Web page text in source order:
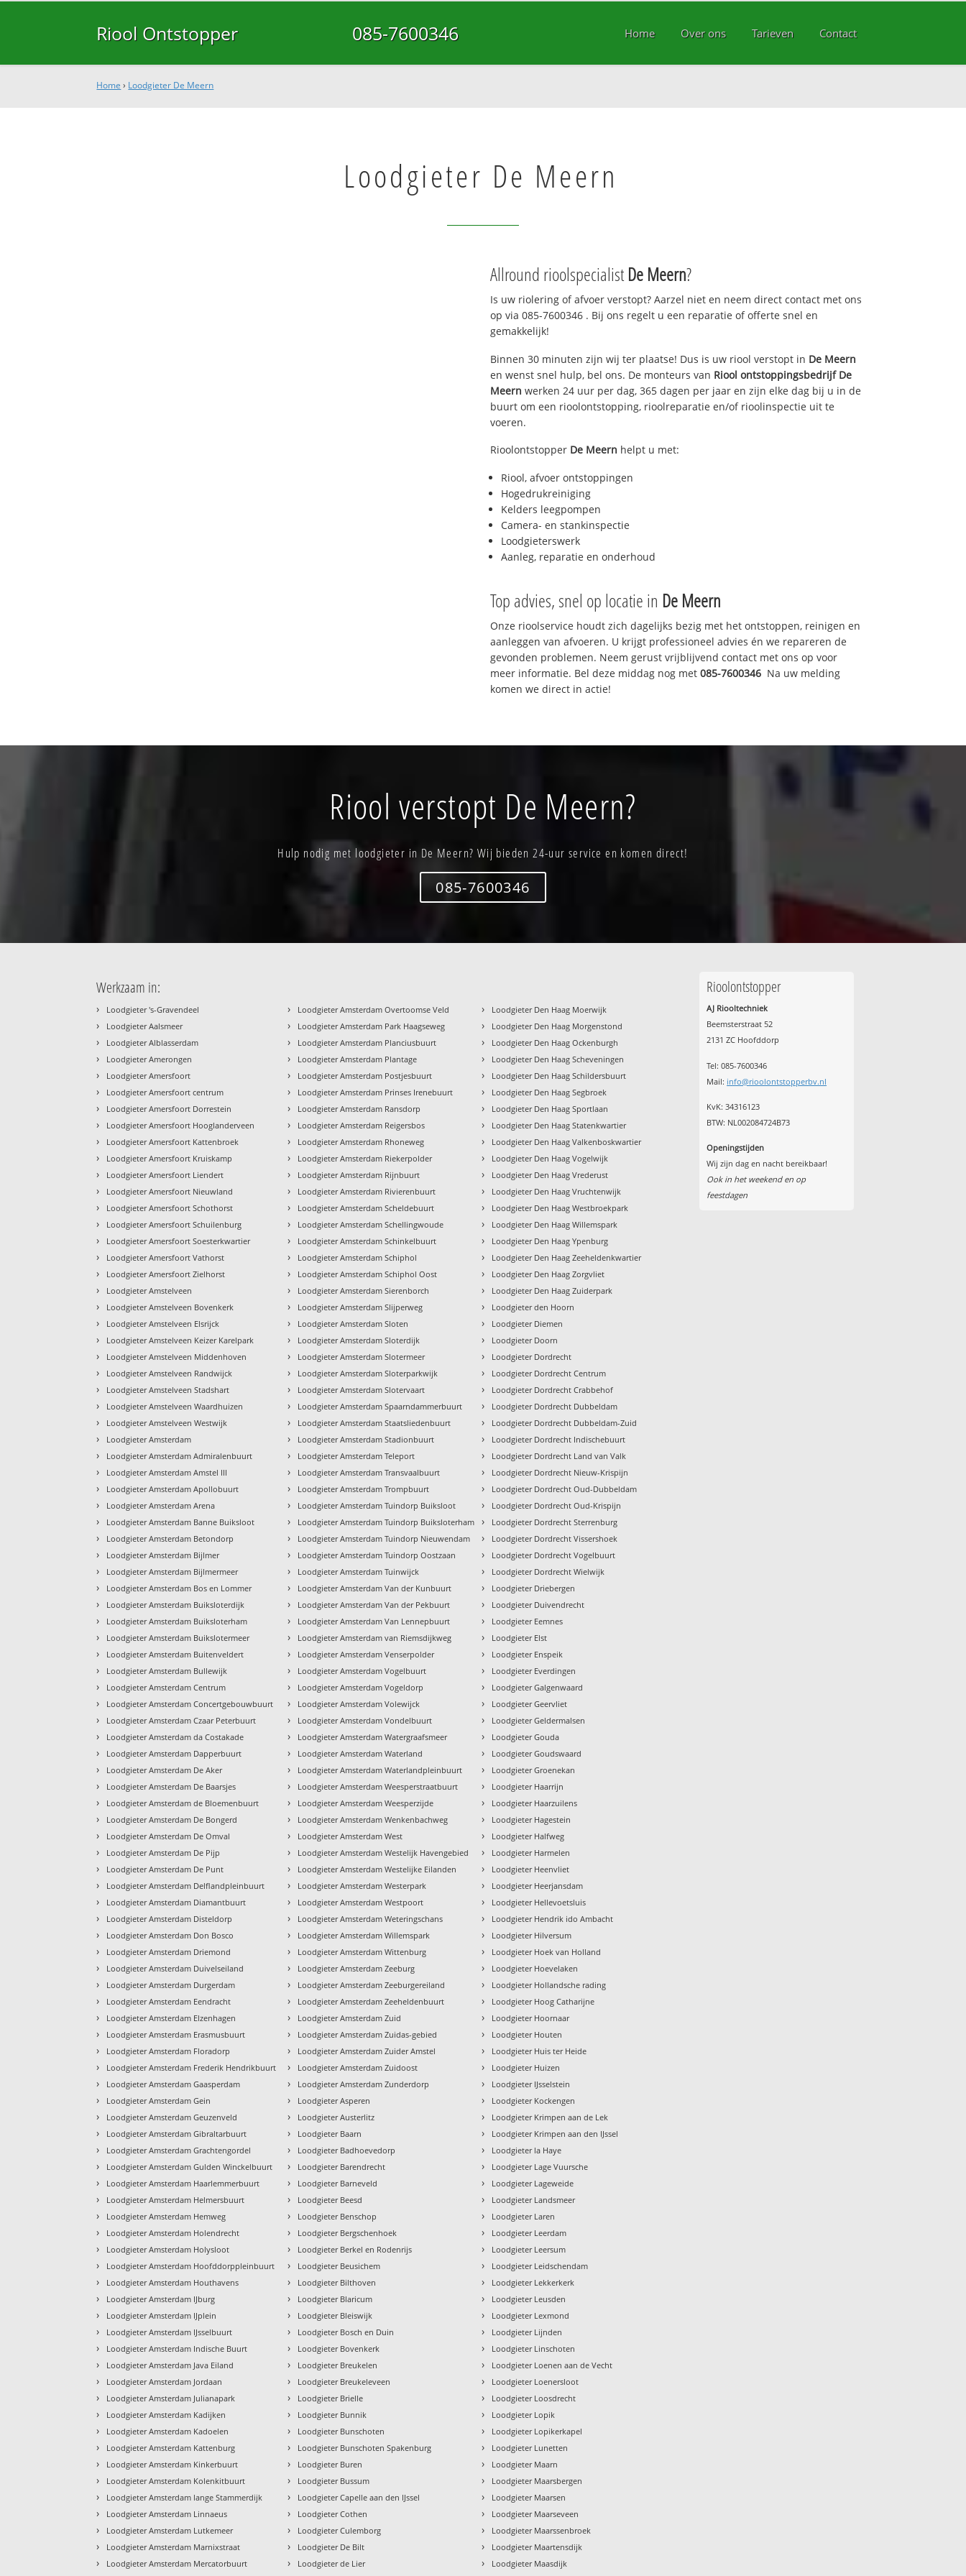
Riool Ontstopper 085-7600346 Home Over ons Tarieven Contact
Home › Loodgieter De Meern
Loodgieter De Meern
Allround rioolspecialist De Meern?
Is uw riolering of afvoer verstopt? Aarzel niet en neem direct contact met ons
op via 085-7600346 . Bij ons regelt u een reparatie of offerte snel en
gemakkelijk!
Binnen 30 minuten zijn wij ter plaatse! Dus is uw riool verstopt in De Meern
en wenst snel hulp, bel ons. De monteurs van Riool ontstoppingsbedrijf De
Meern werken 24 uur per dag, 365 dagen per jaar en zijn elke dag bij u in de
buurt om een rioolontstopping, rioolreparatie en/of rioolinspectie uit te
voeren.
Rioolontstopper De Meern helpt u met:
Riool, afvoer ontstoppingen
Hogedrukreiniging
Kelders leegpompen
Camera- en stankinspectie
Loodgieterswerk
Aanleg, reparatie en onderhoud
Top advies, snel op locatie in De Meern
Onze rioolservice houdt zich dagelijks bezig met het ontstoppen, reinigen en
aanleggen van afvoeren. U krijgt professioneel advies én we repareren de
gevonden problemen. Neem gerust vrijblijvend contact met ons op voor
meer informatie. Bel deze middag nog met 085-7600346 Na uw melding
komen we direct in actie!
Riool verstopt De Meern?
Hulp nodig met loodgieter in De Meern? Wij bieden 24-uur service en komen direct!
085-7600346
Werkzaam in:
› Loodgieter 's-Gravendeel
› Loodgieter Aalsmeer
› Loodgieter Alblasserdam
› Loodgieter Amerongen
› Loodgieter Amersfoort
› Loodgieter Amersfoort centrum
› Loodgieter Amersfoort Dorrestein
› Loodgieter Amersfoort Hooglanderveen
› Loodgieter Amersfoort Kattenbroek
› Loodgieter Amersfoort Kruiskamp
› Loodgieter Amersfoort Liendert
› Loodgieter Amersfoort Nieuwland
› Loodgieter Amersfoort Schothorst
› Loodgieter Amersfoort Schuilenburg
› Loodgieter Amersfoort Soesterkwartier
› Loodgieter Amersfoort Vathorst
› Loodgieter Amersfoort Zielhorst
› Loodgieter Amstelveen
› Loodgieter Amstelveen Bovenkerk
› Loodgieter Amstelveen Elsrijck
› Loodgieter Amstelveen Keizer Karelpark
› Loodgieter Amstelveen Middenhoven
› Loodgieter Amstelveen Randwijck
› Loodgieter Amstelveen Stadshart
› Loodgieter Amstelveen Waardhuizen
› Loodgieter Amstelveen Westwijk
› Loodgieter Amsterdam
› Loodgieter Amsterdam Admiralenbuurt
› Loodgieter Amsterdam Amstel III
› Loodgieter Amsterdam Apollobuurt
› Loodgieter Amsterdam Arena
› Loodgieter Amsterdam Banne Buiksloot
› Loodgieter Amsterdam Betondorp
› Loodgieter Amsterdam Bijlmer
› Loodgieter Amsterdam Bijlmermeer
› Loodgieter Amsterdam Bos en Lommer
› Loodgieter Amsterdam Buiksloterdijk
› Loodgieter Amsterdam Buiksloterham
› Loodgieter Amsterdam Buikslotermeer
› Loodgieter Amsterdam Buitenveldert
› Loodgieter Amsterdam Bullewijk
› Loodgieter Amsterdam Centrum
› Loodgieter Amsterdam Concertgebouwbuurt
› Loodgieter Amsterdam Czaar Peterbuurt
› Loodgieter Amsterdam da Costakade
› Loodgieter Amsterdam Dapperbuurt
› Loodgieter Amsterdam De Aker
› Loodgieter Amsterdam De Baarsjes
› Loodgieter Amsterdam de Bloemenbuurt
› Loodgieter Amsterdam De Bongerd
› Loodgieter Amsterdam De Omval
› Loodgieter Amsterdam De Pijp
› Loodgieter Amsterdam De Punt
› Loodgieter Amsterdam Delflandpleinbuurt
› Loodgieter Amsterdam Diamantbuurt
› Loodgieter Amsterdam Disteldorp
› Loodgieter Amsterdam Don Bosco
› Loodgieter Amsterdam Driemond
› Loodgieter Amsterdam Duivelseiland
› Loodgieter Amsterdam Durgerdam
› Loodgieter Amsterdam Eendracht
› Loodgieter Amsterdam Elzenhagen
› Loodgieter Amsterdam Erasmusbuurt
› Loodgieter Amsterdam Floradorp
› Loodgieter Amsterdam Frederik Hendrikbuurt
› Loodgieter Amsterdam Gaasperdam
› Loodgieter Amsterdam Gein
› Loodgieter Amsterdam Geuzenveld
› Loodgieter Amsterdam Gibraltarbuurt
› Loodgieter Amsterdam Grachtengordel
› Loodgieter Amsterdam Gulden Winckelbuurt
› Loodgieter Amsterdam Haarlemmerbuurt
› Loodgieter Amsterdam Helmersbuurt
› Loodgieter Amsterdam Hemweg
› Loodgieter Amsterdam Holendrecht
› Loodgieter Amsterdam Holysloot
› Loodgieter Amsterdam Hoofddorppleinbuurt
› Loodgieter Amsterdam Houthavens
› Loodgieter Amsterdam IJburg
› Loodgieter Amsterdam IJplein
› Loodgieter Amsterdam IJsselbuurt
› Loodgieter Amsterdam Indische Buurt
› Loodgieter Amsterdam Java Eiland
› Loodgieter Amsterdam Jordaan
› Loodgieter Amsterdam Julianapark
› Loodgieter Amsterdam Kadijken
› Loodgieter Amsterdam Kadoelen
› Loodgieter Amsterdam Kattenburg
› Loodgieter Amsterdam Kinkerbuurt
› Loodgieter Amsterdam Kolenkitbuurt
› Loodgieter Amsterdam lange Stammerdijk
› Loodgieter Amsterdam Linnaeus
› Loodgieter Amsterdam Lutkemeer
› Loodgieter Amsterdam Marnixstraat
› Loodgieter Amsterdam Mercatorbuurt
› Loodgieter Amsterdam Overtoomse Veld
› Loodgieter Amsterdam Park Haagseweg
› Loodgieter Amsterdam Planciusbuurt
› Loodgieter Amsterdam Plantage
› Loodgieter Amsterdam Postjesbuurt
› Loodgieter Amsterdam Prinses Irenebuurt
› Loodgieter Amsterdam Ransdorp
› Loodgieter Amsterdam Reigersbos
› Loodgieter Amsterdam Rhoneweg
› Loodgieter Amsterdam Riekerpolder
› Loodgieter Amsterdam Rijnbuurt
› Loodgieter Amsterdam Rivierenbuurt
› Loodgieter Amsterdam Scheldebuurt
› Loodgieter Amsterdam Schellingwoude
› Loodgieter Amsterdam Schinkelbuurt
› Loodgieter Amsterdam Schiphol
› Loodgieter Amsterdam Schiphol Oost
› Loodgieter Amsterdam Sierenborch
› Loodgieter Amsterdam Slijperweg
› Loodgieter Amsterdam Sloten
› Loodgieter Amsterdam Sloterdijk
› Loodgieter Amsterdam Slotermeer
› Loodgieter Amsterdam Sloterparkwijk
› Loodgieter Amsterdam Slotervaart
› Loodgieter Amsterdam Spaarndammerbuurt
› Loodgieter Amsterdam Staatsliedenbuurt
› Loodgieter Amsterdam Stadionbuurt
› Loodgieter Amsterdam Teleport
› Loodgieter Amsterdam Transvaalbuurt
› Loodgieter Amsterdam Trompbuurt
› Loodgieter Amsterdam Tuindorp Buiksloot
› Loodgieter Amsterdam Tuindorp Buiksloterham
› Loodgieter Amsterdam Tuindorp Nieuwendam
› Loodgieter Amsterdam Tuindorp Oostzaan
› Loodgieter Amsterdam Tuinwijck
› Loodgieter Amsterdam Van der Kunbuurt
› Loodgieter Amsterdam Van der Pekbuurt
› Loodgieter Amsterdam Van Lennepbuurt
› Loodgieter Amsterdam van Riemsdijkweg
› Loodgieter Amsterdam Venserpolder
› Loodgieter Amsterdam Vogelbuurt
› Loodgieter Amsterdam Vogeldorp
› Loodgieter Amsterdam Volewijck
› Loodgieter Amsterdam Vondelbuurt
› Loodgieter Amsterdam Watergraafsmeer
› Loodgieter Amsterdam Waterland
› Loodgieter Amsterdam Waterlandpleinbuurt
› Loodgieter Amsterdam Weesperstraatbuurt
› Loodgieter Amsterdam Weesperzijde
› Loodgieter Amsterdam Wenkenbachweg
› Loodgieter Amsterdam West
› Loodgieter Amsterdam Westelijk Havengebied
› Loodgieter Amsterdam Westelijke Eilanden
› Loodgieter Amsterdam Westerpark
› Loodgieter Amsterdam Westpoort
› Loodgieter Amsterdam Weteringschans
› Loodgieter Amsterdam Willemspark
› Loodgieter Amsterdam Wittenburg
› Loodgieter Amsterdam Zeeburg
› Loodgieter Amsterdam Zeeburgereiland
› Loodgieter Amsterdam Zeeheldenbuurt
› Loodgieter Amsterdam Zuid
› Loodgieter Amsterdam Zuidas-gebied
› Loodgieter Amsterdam Zuider Amstel
› Loodgieter Amsterdam Zuidoost
› Loodgieter Amsterdam Zunderdorp
› Loodgieter Asperen
› Loodgieter Austerlitz
› Loodgieter Baarn
› Loodgieter Badhoevedorp
› Loodgieter Barendrecht
› Loodgieter Barneveld
› Loodgieter Beesd
› Loodgieter Benschop
› Loodgieter Bergschenhoek
› Loodgieter Berkel en Rodenrijs
› Loodgieter Beusichem
› Loodgieter Bilthoven
› Loodgieter Blaricum
› Loodgieter Bleiswijk
› Loodgieter Bosch en Duin
› Loodgieter Bovenkerk
› Loodgieter Breukelen
› Loodgieter Breukeleveen
› Loodgieter Brielle
› Loodgieter Bunnik
› Loodgieter Bunschoten
› Loodgieter Bunschoten Spakenburg
› Loodgieter Buren
› Loodgieter Bussum
› Loodgieter Capelle aan den IJssel
› Loodgieter Cothen
› Loodgieter Culemborg
› Loodgieter De Bilt
› Loodgieter de Lier
› Loodgieter Den Haag Moerwijk
› Loodgieter Den Haag Morgenstond
› Loodgieter Den Haag Ockenburgh
› Loodgieter Den Haag Scheveningen
› Loodgieter Den Haag Schildersbuurt
› Loodgieter Den Haag Segbroek
› Loodgieter Den Haag Sportlaan
› Loodgieter Den Haag Statenkwartier
› Loodgieter Den Haag Valkenboskwartier
› Loodgieter Den Haag Vogelwijk
› Loodgieter Den Haag Vrederust
› Loodgieter Den Haag Vruchtenwijk
› Loodgieter Den Haag Westbroekpark
› Loodgieter Den Haag Willemspark
› Loodgieter Den Haag Ypenburg
› Loodgieter Den Haag Zeeheldenkwartier
› Loodgieter Den Haag Zorgvliet
› Loodgieter Den Haag Zuiderpark
› Loodgieter den Hoorn
› Loodgieter Diemen
› Loodgieter Doorn
› Loodgieter Dordrecht
› Loodgieter Dordrecht Centrum
› Loodgieter Dordrecht Crabbehof
› Loodgieter Dordrecht Dubbeldam
› Loodgieter Dordrecht Dubbeldam-Zuid
› Loodgieter Dordrecht Indischebuurt
› Loodgieter Dordrecht Land van Valk
› Loodgieter Dordrecht Nieuw-Krispijn
› Loodgieter Dordrecht Oud-Dubbeldam
› Loodgieter Dordrecht Oud-Krispijn
› Loodgieter Dordrecht Sterrenburg
› Loodgieter Dordrecht Vissershoek
› Loodgieter Dordrecht Vogelbuurt
› Loodgieter Dordrecht Wielwijk
› Loodgieter Driebergen
› Loodgieter Duivendrecht
› Loodgieter Eemnes
› Loodgieter Elst
› Loodgieter Enspeik
› Loodgieter Everdingen
› Loodgieter Galgenwaard
› Loodgieter Geervliet
› Loodgieter Geldermalsen
› Loodgieter Gouda
› Loodgieter Goudswaard
› Loodgieter Groenekan
› Loodgieter Haarrijn
› Loodgieter Haarzuilens
› Loodgieter Hagestein
› Loodgieter Halfweg
› Loodgieter Harmelen
› Loodgieter Heenvliet
› Loodgieter Heerjansdam
› Loodgieter Hellevoetsluis
› Loodgieter Hendrik ido Ambacht
› Loodgieter Hilversum
› Loodgieter Hoek van Holland
› Loodgieter Hoevelaken
› Loodgieter Hollandsche rading
› Loodgieter Hoog Catharijne
› Loodgieter Hoornaar
› Loodgieter Houten
› Loodgieter Huis ter Heide
› Loodgieter Huizen
› Loodgieter IJsselstein
› Loodgieter Kockengen
› Loodgieter Krimpen aan de Lek
› Loodgieter Krimpen aan den IJssel
› Loodgieter la Haye
› Loodgieter Lage Vuursche
› Loodgieter Lageweide
› Loodgieter Landsmeer
› Loodgieter Laren
› Loodgieter Leerdam
› Loodgieter Leersum
› Loodgieter Leidschendam
› Loodgieter Lekkerkerk
› Loodgieter Leusden
› Loodgieter Lexmond
› Loodgieter Lijnden
› Loodgieter Linschoten
› Loodgieter Loenen aan de Vecht
› Loodgieter Loenersloot
› Loodgieter Loosdrecht
› Loodgieter Lopik
› Loodgieter Lopikerkapel
› Loodgieter Lunetten
› Loodgieter Maarn
› Loodgieter Maarsbergen
› Loodgieter Maarsen
› Loodgieter Maarseveen
› Loodgieter Maarssenbroek
› Loodgieter Maartensdijk
› Loodgieter Maasdijk
Rioolontstopper
AJ Riooltechniek
Beemsterstraat 52
2131 ZC Hoofddorp
Tel:085-7600346
Mail: info@rioolontstopperbv.nl
KvK: 34316123
BTW: NL002084724B73
Openingstijden
Wij zijn dag en nacht bereikbaar!
Ook in het weekend en op
feestdagen